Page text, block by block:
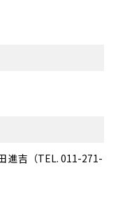
進吉（TEL. 011-271-